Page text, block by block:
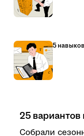
5
25
Собрали